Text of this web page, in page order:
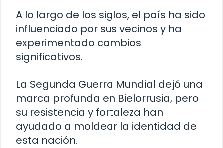
A lo largo de los siglos, el país ha sido
influenciado por sus vecinos y ha
experimentado cambios
significativos.
La Segunda Guerra Mundial dejó una
marca profunda en Bielorrusia, pero
su resistencia y fortaleza han
ayudado a moldear la identidad de
esta nación.